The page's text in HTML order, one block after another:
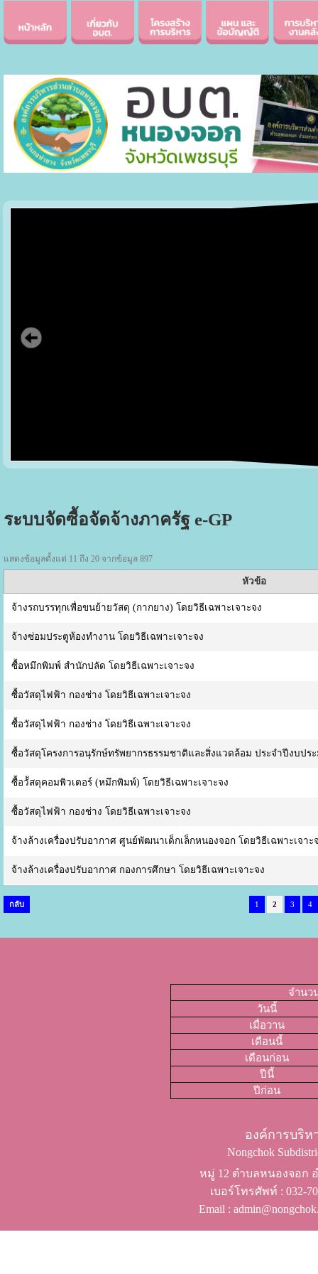
ระบบจัดซื้อจัดจ้างภาครัฐ e-GP
แสดงข้อมูลตั้งแต่ 11 ถึง 20 จากข้อมูล 897
หัวข้อ
จ้างรถบรรทุกเพื่อขนย้ายวัสดุ (กากยาง) โดยวิธีเฉพาะเจาะจง
จ้างซ่อมประตูห้องทำงาน โดยวิธีเฉพาะเจาะจง
ซื้อหมึกพิมพ์ สำนักปลัด โดยวิธีเฉพาะเจาะจง
ซื้อวัสดุไฟฟ้า กองช่าง โดยวิธีเฉพาะเจาะจง
ซื้อวัสดุไฟฟ้า กองช่าง โดยวิธีเฉพาะเจาะจง
ซื้อวัสดุโครงการอนุรักษ์ทรัพยากรธรรมชาติและสิ่งแวดล้อม ประจำปีงบปร
ซื้อวััสดุคอมพิวเตอร์ (หมึกพิมพ์) โดยวิธีเฉพาะเจาะจง
ซื้อวัสดุไฟฟ้า กองช่าง โดยวิธีเฉพาะเจาะจง
จ้างล้างเครื่องปรับอากาศ ศูนย์พัฒนาเด็กเล็กหนองจอก โดยวิธีเฉพาะเจาะ
จ้างล้างเครื่องปรับอากาศ กองการศึกษา โดยวิธีเฉพาะเจาะจง
กลับ 1 2 3 4
จำนว
วันนี้
เมื่อวาน
เดือนนี้
เดือนก่อน
ปีนี้
ปีก่อน
องค์การบริ
Nongchok
หมู่ 12 ตำบลหนองจอก
เบอร์โทรศัพท์ ​: 032-
Email :